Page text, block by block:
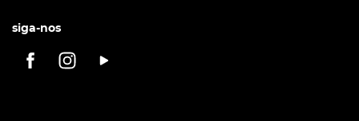
siga-nos